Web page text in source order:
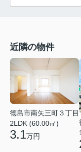
近隣の物件
徳島市南矢三町３丁目
2LDK (60.00㎡)
3.1万円